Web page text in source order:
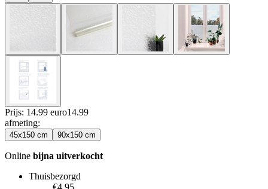
Prijs: 14.99 euro14.99
afmeting:
45x150 cm 90x150 cm
Online bijna uitverkocht
Thuisbezorgd
€4.95